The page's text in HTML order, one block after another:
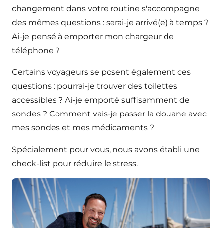
changement dans votre routine s'accompagne
des mêmes questions : serai-je arrivé(e) à temps ?
Ai-je pensé à emporter mon chargeur de
téléphone ?
Certains voyageurs se posent également ces
questions : pourrai-je trouver des toilettes
accessibles ? Ai-je emporté suffisamment de
sondes ? Comment vais-je passer la douane avec
mes sondes et mes médicaments ?
Spécialement pour vous, nous avons établi une
check-list pour réduire le stress.